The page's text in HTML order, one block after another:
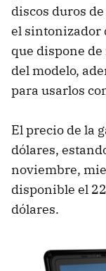
discos duros
el sintonizador
que dispone
del modelo,
para usarlos
El precio de la
dólares,
noviembre,
disponible el
dólares.